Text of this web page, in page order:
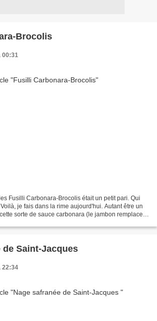
Brocolis
00:31
Fusilli Carbonara-Brocolis était un petit pari. Qui
je fais dans la rime aujourd'hui. Autant être un
sorte de sauce carbonara (le jambon remplace
de Saint-Jacques
22:34